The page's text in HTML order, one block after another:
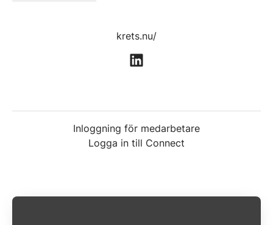
krets.nu/
Inloggning för medarbetare
Logga in till Connect